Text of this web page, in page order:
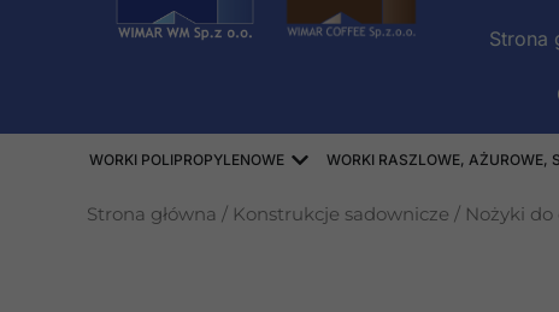
Strona
WORKI POLIPROPYLENOWE Open WORKI
WORKI RASZLOWE, AŻUROWE,
Strona główna / Konstrukcje sadownicze / Nożyki do